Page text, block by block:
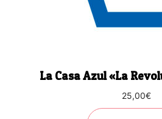
La Casa Azul «La
25,00€